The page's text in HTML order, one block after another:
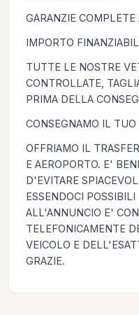
GARANZIE
IMPORTO
TUTTE LE NOSTRE
CONTROLLATE,
PRIMA DELLA
CONSEGNAMO IL
OFFRIAMO IL
E AEROPORTO. E'
D'EVITARE
ESSENDOCI POSSIBILI
ALL'ANNUNCIO E'
TELEFONICAMENTE
VEICOLO E
GRAZIE.